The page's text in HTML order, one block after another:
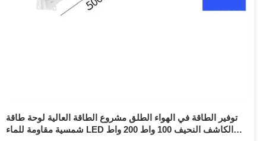
توفير الطاقة في الهواء الطلق مشروع الطاقة العالية لوحة طاقة
شمسية مقاومة للماء LED الكاشف النحيف 100 واط 200 واط